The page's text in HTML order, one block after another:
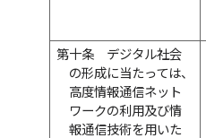
第十条
デジタル社会
の形成に当たっては、
高度情報通信ネット
ワークの利用及び情
報通信技術を用いた